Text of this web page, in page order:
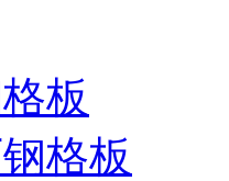
板
格板